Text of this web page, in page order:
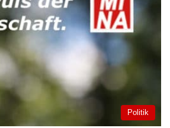
Politik